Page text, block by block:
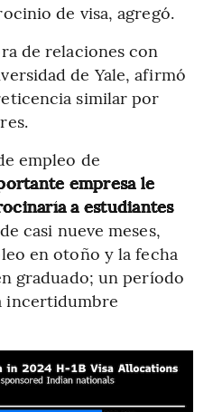
de visa, agregó.
de relaciones con
de Yale, afirmó
similar por
empleo de
empresa le
a estudiantes
de casi nueve meses,
en otoño y la fecha
graduado; un período
incertidumbre